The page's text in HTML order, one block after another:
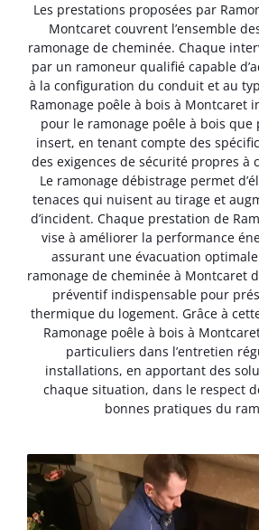
Les prestations proposées par
Montcaret couvrent l’ensemble
ramonage de cheminée. Chaque
par un ramoneur qualifié capable
à la configuration du conduit et au
Ramonage poêle à bois à Montcaret
pour le ramonage poêle à bois que
insert, en tenant compte des
des exigences de sécurité propres à
Le ramonage débistrage permet
tenaces qui nuisent au tirage et
d’incident. Chaque prestation de
vise à améliorer la performance
assurant une évacuation
ramonage de cheminée à Montcaret
préventif indispensable pour
thermique du logement. Grâce à
Ramonage poêle à bois à
particuliers dans l’entretien
installations, en apportant des
chaque situation, dans le respect
bonnes pratiques du